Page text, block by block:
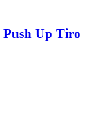
Push Up Tiro